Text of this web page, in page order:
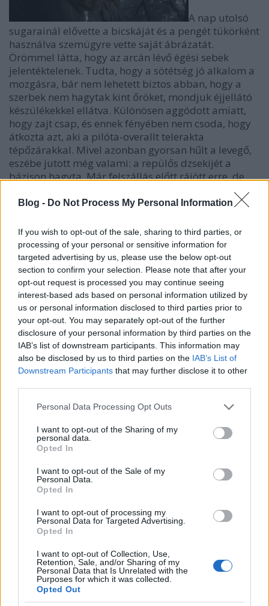
Blog - Do Not Process My Personal Information
If you wish to opt-out of the sale, sharing to third parties, or
processing of your personal or sensitive information for
targeted advertising by us, please use the below opt-out
section to confirm your selection. Please note that after your
opt-out request is processed you may continue seeing
interest-based ads based on personal information utilized by
us or personal information disclosed to third parties prior to
your opt-out. You may separately opt-out of the further
disclosure of your personal information by third parties on the
IAB’s list of downstream participants. This information may
also be disclosed by us to third parties on the IAB’s List of
Downstream Participants that may further disclose it to other
Please note that this website/app uses one or more Google
not limited to your visit or usage behaviour. You may click to
grant or deny consent to Google and its third-party tags to
use your data for below specified purposes in below Google
consent section.
Personal Data Processing Opt Outs
I want to opt-out of the Sharing of my
personal data.
Opted In
I want to opt-out of the Sale of my
Personal Data.
Opted In
I want to opt-out of processing my
Personal Data for Targeted Advertising.
Opted In
I want to opt-out of Collection, Use,
Retention, Sale, and/or Sharing of my
Personal Data that Is Unrelated with the
Purposes for which it was collected.
Opted Out
A nap utolsó
sugarainál elővette a bicskáját és a pengét tükörként
használva szemügyre vette saját ábrázatát.
Örömmel látta, hogy az arcán lévő égési sebek
jelentéktelenek. Tudta, hogy a sötétség jó alkalom a
mozgásra, bár nem lehetett biztos abban, hogy a
szerbek nem hagytak kint őröket, mondjuk éjjellátó
készülékekkel ellátva. Különösen aggódott amiatt,
hogy zajt csap, és ennek fényében nem csoda, hogy
átkozta azt, aki a pilóta-overallt telerakta
tépőzárakkal. Mivel azonban gyorsan hűlt a levegő,
eszébe jutott még valami: a repülős dzsekijét a
bázison hagyta. Már felszállás előtt rájött erre, de
nem akart visszamenni érte a körletbe, mivel az F-
16-os klímaberendezése nem tette volna
túlnyomásos ruhája, amit a hőmérsékletre való
tekintettel nem vett le.
Gyors tervet készített magában, felvázolva céljait.
1. Életben maradni.
2. Rejtve maradni.
3. Kapcsolatot létesíteni és mentést kérni.
TÚLÉLNI
Éjfél után indult útnak. A bekötőhevedereket és a
rádió tárolótokját lerakta és otthagyta. Az éjszaka
sötét volt, a hold nem világított, a csend tökéletes
volt. Nemigen tudott tájékozódni, a sűrűn nőtt fák
között ráadásul többször is zsákutcába jutott.
Három óráig bolyongott, de szűk egy kilométernél
többet valószínűleg nem tett meg. Újabb búvóhelyet
keresett hát a következő 24 órára. Elővette
hátizsákját és tartalék ceruzalámpájának fényében
ellenőrizte a tartalmát:
Nyolc apró kulacs (lényegében tömlők), összesen szűk
egy liternyi vízzel
Műanyag tömlő vízgyűjtéshez.
Szivacs
Egy pár pamutzokni
Egy pár pamutkesztyű
Egy narancssárga bozótsapka